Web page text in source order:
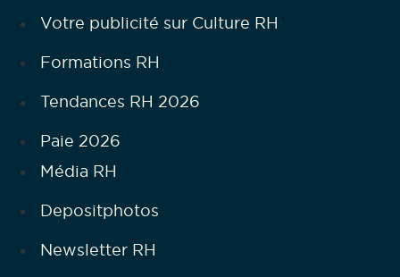
Votre publicité sur Culture RH
Formations RH
Tendances RH 2026
Paie 2026
Média RH
Depositphotos
Newsletter RH